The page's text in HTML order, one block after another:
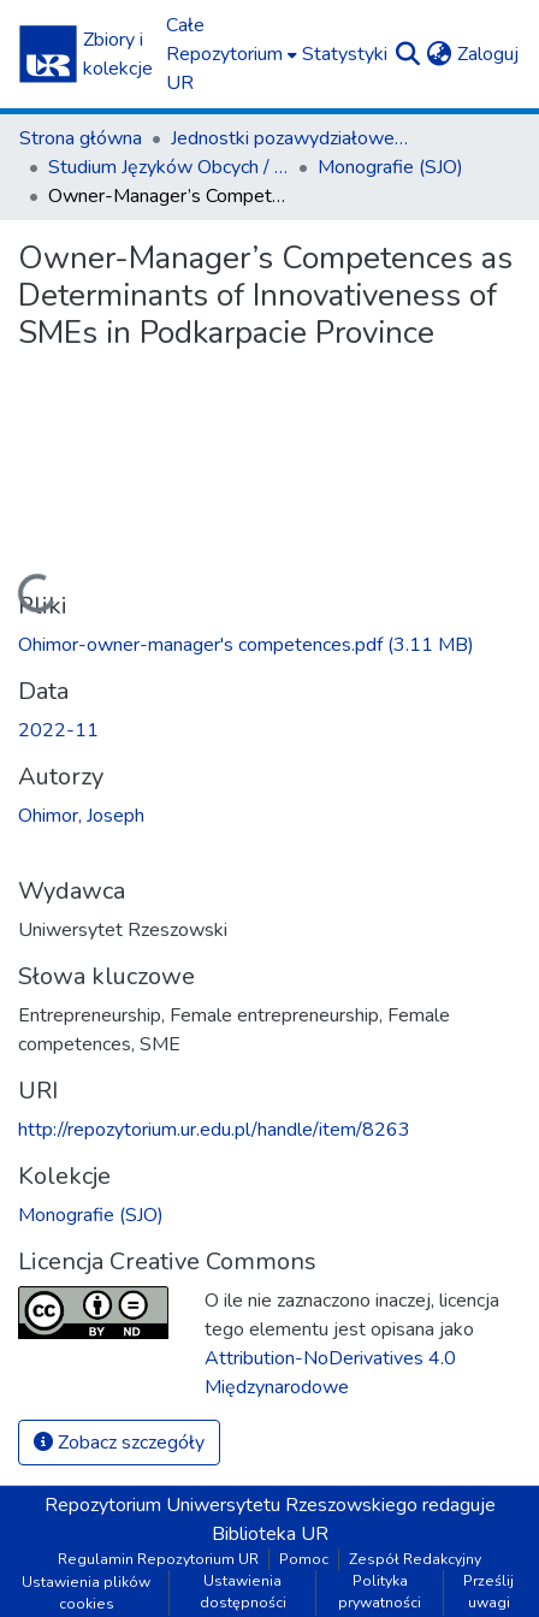
Zbiory i
kolekcje
Całe
Repozytorium
UR
Statystyki Zaloguj
Strona główna
Jednostki pozawydziałowe / Interfaculty Units
Studium Języków Obcych / Center for Foreign Language Studies
Monografie (SJO)
Owner-Manager’s Competences as Determinants of Innovativeness of SMEs in Podkarpacie Province
Owner-Manager’s Competences as
Determinants of Innovativeness of
SMEs in Podkarpacie Province
Ładowanie...
Pliki
Ohimor-owner-manager's competences.pdf(3.11 MB)
Data
2022-11
Autorzy
Ohimor, Joseph
Wydawca
Uniwersytet Rzeszowski
Słowa kluczowe
Entrepreneurship, Female entrepreneurship, Female
competences, SME
URI
http://repozytorium.ur.edu.pl/handle/item/8263
Kolekcje
Monografie (SJO)
Licencja Creative Commons
O ile nie zaznaczono inaczej, licencja
tego elementu jest opisana jako
Attribution-NoDerivatives 4.0
Międzynarodowe
Zobacz szczegóły
Repozytorium Uniwersytetu Rzeszowskiego redaguje
Biblioteka UR
Regulamin Repozytorium UR Pomoc
Zespół Redakcyjny
Ustawienia plików
cookies
Ustawienia
dostępności
Polityka
prywatności
Prześlij
uwagi